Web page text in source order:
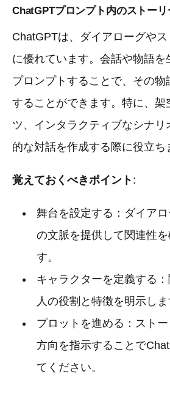
ChatGPTプロンプト内のストー
ChatGPTは、ダイアローグや
に優れています。会話や物語を
プロンプトすることで、その物
することができます。特に、架
ツ、インタラクティブなシナリ
的な対話を作成する際に役立ち
覚えておくべきポイント :
舞台を設定する：ダイア
の文脈を提供して関連性を
す。
キャラクターを定義する
人の役割と特徴を明示しま
プロットを進める：スト
方向を指示することで
てください。